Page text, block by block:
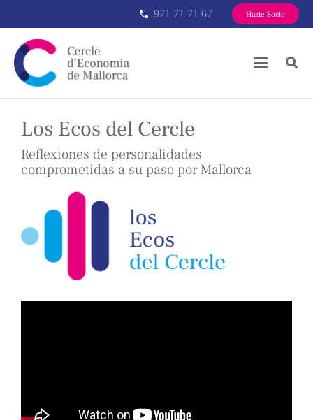
phone 971 71 71 67 Hazte Socio
Los Ecos del Cercle
Reflexiones de personalidades
comprometidas a su paso por Mallorca